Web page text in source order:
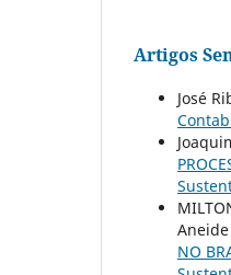
Artigos
José
NO